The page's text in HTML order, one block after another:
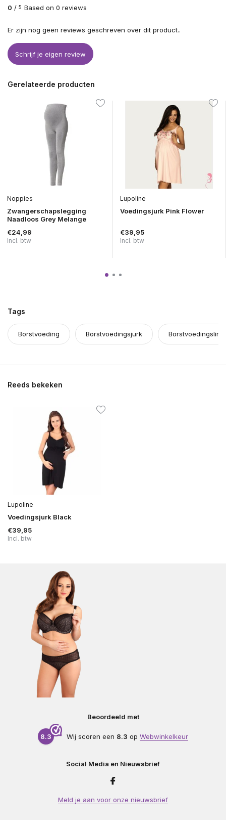
0 / 5 Based on 0 reviews
Er zijn nog geen reviews geschreven over dit product..
Schrijf je eigen review
Gerelateerde producten
Noppies
Zwangerschapslegging
Naadloos Grey Melange
€24,99
Incl. btw
Lupoline
Voedingsjurk Pink Flower
€39,95
Incl. btw
Tags
Borstvoeding Borstvoedingsjurk
Reeds bekeken
Lupoline
Voedingsjurk Black
€39,95
Incl. btw
Beoordeeld met
8.3 Wij scoren een 8.3 op Webwinkelkeur
Social Media en Nieuwsbrief
Meld je aan voor onze nieuwsbrief